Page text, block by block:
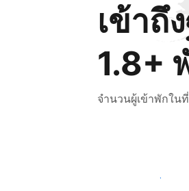
เข้าถึ
1.8+
จำนวนผู้เข้าพักใน
เข้าถึงลูกค้าใหม่ ๆ